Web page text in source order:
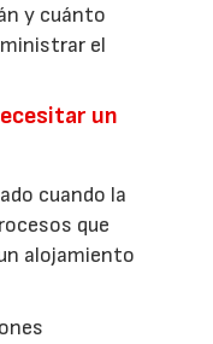
y cuánto
el
un
cuando la
que
alojamiento